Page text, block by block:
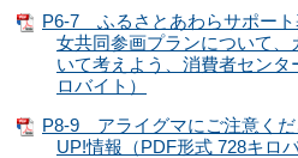
P6-7 ふるさとあわらサポート
女共同参画プランについて
いて考えよう、消費者セン
ロバイト）
P8-9 アライグマにご注意く
UP!情報（PDF形式 728キロバ